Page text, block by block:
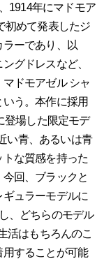
1914年にマドモア
初めて発表したジ
ーであり、以
グドレスなど、
ドモアゼル シャ
う。本作に採用
登場した限定モデ
い青、あるいは青
な質感を持った
回、ブラックと
ュラーモデルに
、どちらのモデル
活はもちろんのこ
することが可能